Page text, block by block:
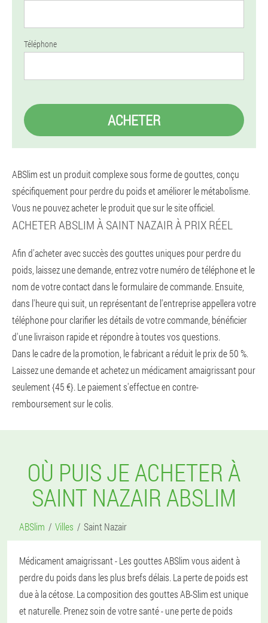
Téléphone
ACHETER
ABSlim est un produit complexe sous forme de gouttes, conçu
spécifiquement pour perdre du poids et améliorer le métabolisme.
Vous ne pouvez acheter le produit que sur le site officiel.
ACHETER ABSLIM À SAINT NAZAIR À PRIX RÉEL
Afin d'acheter avec succès des gouttes uniques pour perdre du
poids, laissez une demande, entrez votre numéro de téléphone et le
nom de votre contact dans le formulaire de commande. Ensuite,
dans l'heure qui suit, un représentant de l'entreprise appellera votre
téléphone pour clarifier les détails de votre commande, bénéficier
d'une livraison rapide et répondre à toutes vos questions.
Dans le cadre de la promotion, le fabricant a réduit le prix de 50 %.
Laissez une demande et achetez un médicament amaigrissant pour
seulement {45 €}. Le paiement s'effectue en contre-
remboursement sur le colis.
OÙ PUIS JE ACHETER À
SAINT NAZAIR ABSLIM
ABSlim Villes Saint Nazair
Médicament amaigrissant - Les gouttes ABSlim vous aident à
perdre du poids dans les plus brefs délais. La perte de poids est
due à la cétose. La composition des gouttes AB-Slim est unique
et naturelle. Prenez soin de votre santé - une perte de poids